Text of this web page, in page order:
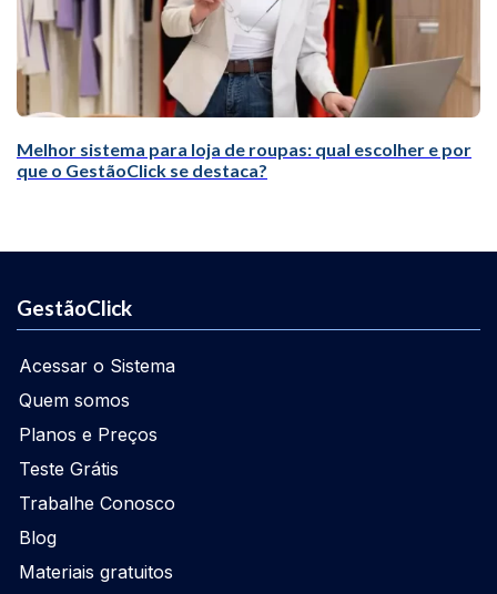
Melhor sistema para loja de roupas: qual escolher e por
que o GestãoClick se destaca?
GestãoClick
Acessar o Sistema
Quem somos
Planos e Preços
Teste Grátis
Trabalhe Conosco
Blog
Materiais gratuitos